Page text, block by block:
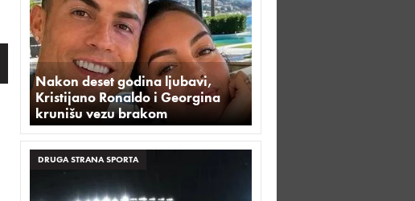
Nakon deset godina ljubavi,
Kristijano Ronaldo i Georgina
krunišu vezu brakom
DRUGA STRANA SPORTA